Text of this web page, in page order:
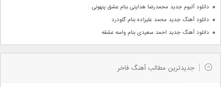
دانلود آلبوم جدید محمدرضا هدایتی بنام عشق پنهونی
دانلود آهنگ جدید محمد علیزاده بنام گلودرد
دانلود آهنگ جدید احمد سعیدی بنام واسه عشقه
جدیدترین مطالب آهنگ فاخر